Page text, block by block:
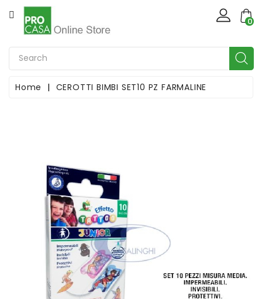
CATEGORIA
Casa
Ferramenta
Bricolage
Illuminotecnica
0
Home CEROTTI BIMBI SET10 PZ FARMALINE
Create wishlist ×
Wishlist name